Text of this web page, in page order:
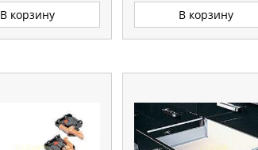
В корзину В корзину